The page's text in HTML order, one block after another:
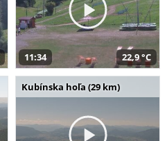
11:34 22,9 °C
Kubínska hoľa (29 km)